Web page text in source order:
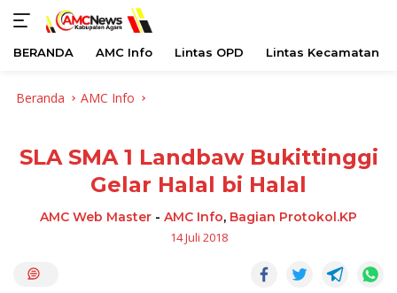
BERANDA AMC Info Lintas OPD Lintas Kecamatan
Beranda AMC Info
SLA SMA 1 Landbaw Bukittinggi
Gelar Halal bi Halal
AMC Web Master - AMC Info, Bagian Protokol.KP
14 Juli 2018